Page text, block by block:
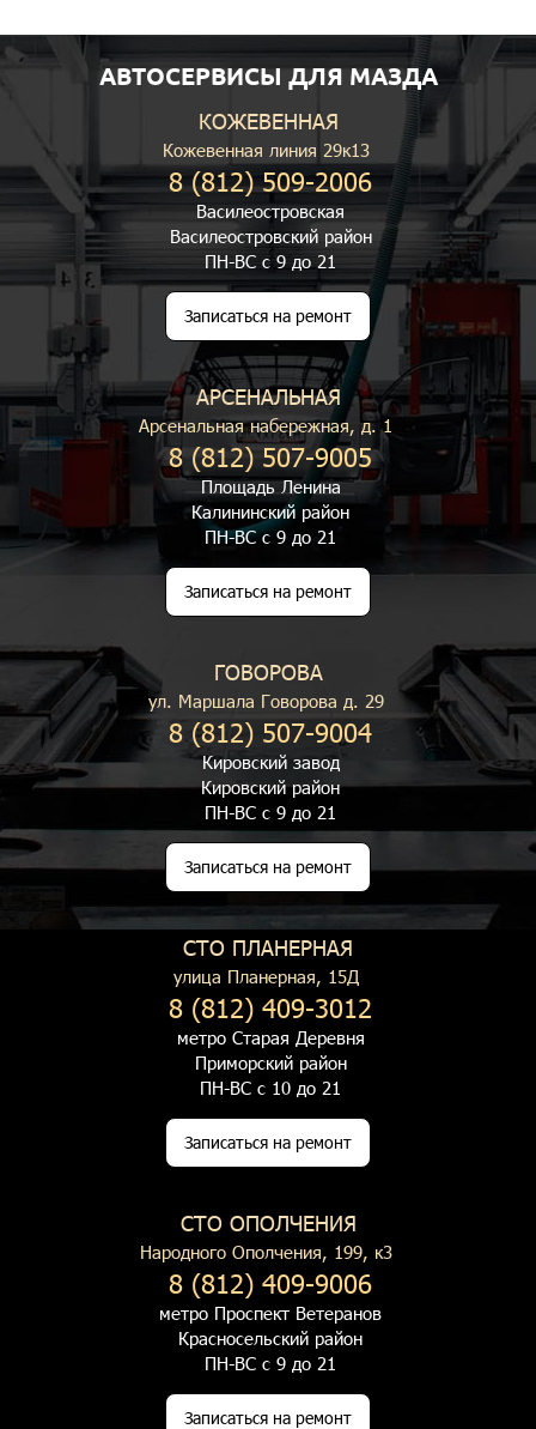
АВТОСЕРВИСЫ ДЛЯ МАЗДА
КОЖЕВЕННАЯ
Кожевенная линия 29к13
8 (812) 509-2006
Василеостровская
Василеостровский район
ПН-ВС с 9 до 21
Записаться на ремонт
АРСЕНАЛЬНАЯ
Арсенальная набережная, д. 1
8 (812) 507-9005
Площадь Ленина
Калининский район
ПН-ВС с 9 до 21
Записаться на ремонт
ГОВОРОВА
ул. Маршала Говорова д. 29
8 (812) 507-9004
Кировский завод
Кировский район
ПН-ВС с 9 до 21
Записаться на ремонт
СТО ПЛАНЕРНАЯ
улица Планерная, 15Д
8 (812) 409-3012
метро Старая Деревня
Приморский район
ПН-ВС с 10 до 21
Записаться на ремонт
СТО ОПОЛЧЕНИЯ
Народного Ополчения, 199, к3
8 (812) 409-9006
метро Проспект Ветеранов
Красносельский район
ПН-ВС с 9 до 21
Записаться на ремонт